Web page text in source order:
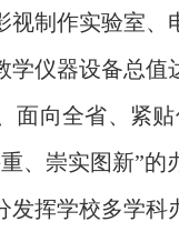
视制作实验室、
学仪器设备总值
面向全省、紧
、崇实图新”的
发挥学校多学科